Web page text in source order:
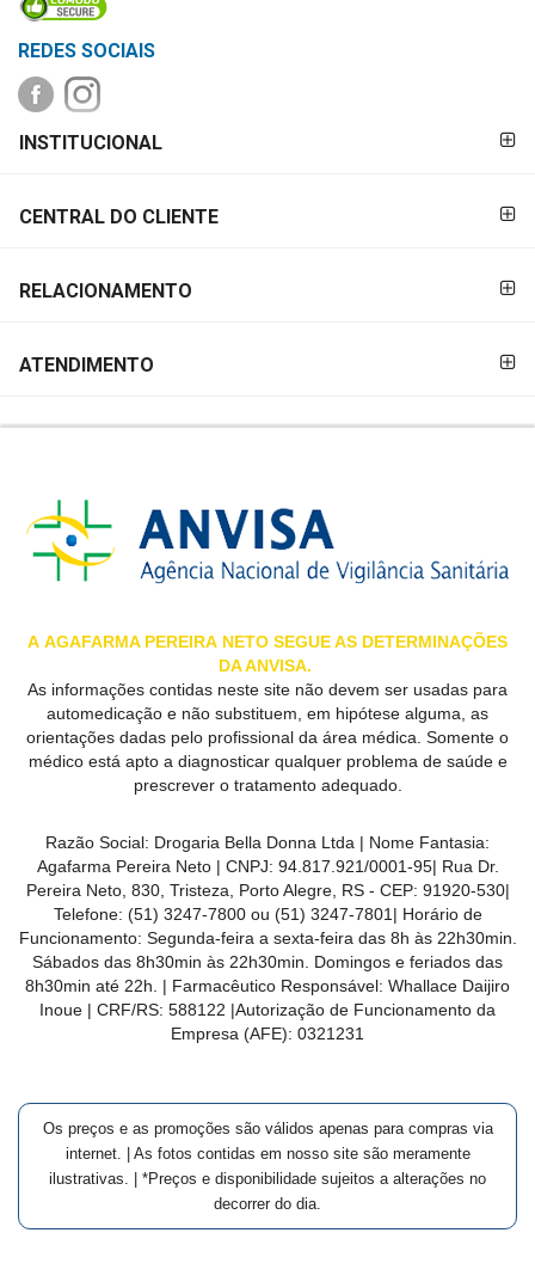
REDES SOCIAIS
PAGAMENTO
INSTITUCIONAL
CENTRAL DO CLIENTE
RELACIONAMENTO
ATENDIMENTO
A AGAFARMA PEREIRA NETO SEGUE AS DETERMINAÇÕES
DA ANVISA.
As informações contidas neste site não devem ser usadas para
automedicação e não substituem, em hipótese alguma, as
orientações dadas pelo profissional da área médica. Somente o
médico está apto a diagnosticar qualquer problema de saúde e
prescrever o tratamento adequado.
Razão Social: Drogaria Bella Donna Ltda | Nome Fantasia:
Agafarma Pereira Neto | CNPJ: 94.817.921/0001-95| Rua Dr.
Pereira Neto, 830, Tristeza, Porto Alegre, RS - CEP: 91920-530|
Telefone: (51) 3247-7800 ou (51) 3247-7801 | Horário de
Funcionamento: Segunda-feira a sexta-feira das 8h às 22h30min.
Sábados das 8h30min às 22h30min. Domingos e feriados das
8h30min até 22h. | Farmacêutico Responsável: Whallace Daijiro
Inoue | CRF/RS: 588122 |Autorização de Funcionamento da
Empresa (AFE): 0321231
Os preços e as promoções são válidos apenas para compras via
internet. | As fotos contidas em nosso site são meramente
ilustrativas. | *Preços e disponibilidade sujeitos a alterações no
decorrer do dia.